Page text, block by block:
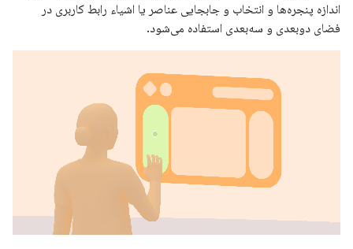
اندازه پنجره‌ها و انتخاب و جابجایی عناصر یا اشیاء رابط کاربری در
فضای دوبعدی و سه‌بعدی استفاده می‌شود.